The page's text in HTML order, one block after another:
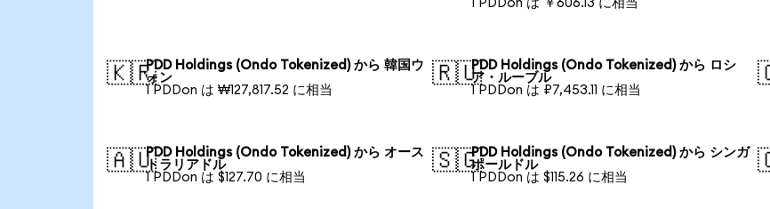
1 PDDon は ￥606.13 に相当
🇰🇷PDD Holdings (Ondo Tokenized) から 韓国ウ
ォン
1 PDDon は ₩127,817.52 に相当
🇷🇺PDD Holdings (Ondo Tokenized) から ロシ
ア・ルーブル
1 PDDon は ₽7,453.11 に相当
🇦🇺PDD Holdings (Ondo Tokenized) から オース
トラリアドル
1 PDDon は $127.70 に相当
🇸🇬PDD Holdings (Ondo Tokenized) から シンガ
ポールドル
1 PDDon は $115.26 に相当